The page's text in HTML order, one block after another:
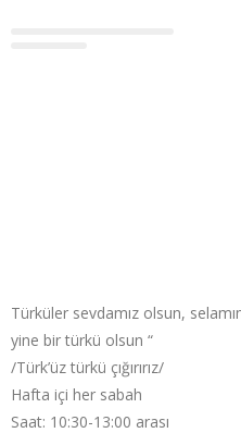
Türküler sevdamız olsun,
yine bir türkü olsun “
/Türk’üz türkü çığırırız/
Hafta içi her sabah
Saat: 10:30-13:00 arası